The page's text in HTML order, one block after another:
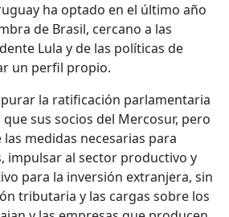
ha optado en el último año
de Brasil, cercano a las
Lula y de las políticas de
un perfil propio.
la ratificación parlamentaria
sus socios del Mercosur, pero
medidas necesarias para
impulsar al sector productivo y
para la inversión extranjera, sin
tributaria y las cargas sobre los